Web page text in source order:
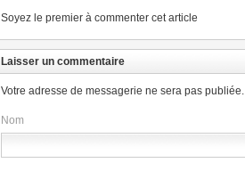
Soyez le premier à commenter cet article
Laisser un commentaire
Votre adresse de messagerie ne sera pas publiée.
Nom